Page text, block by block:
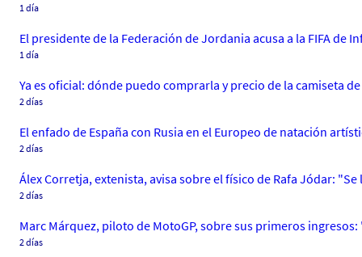
1 día
El presidente de la Federación de Jordania acusa a la FIFA de
1 día
Ya es oficial: dónde puedo comprarla y precio de la camiseta
2 días
El enfado de España con Rusia en el Europeo de natación
2 días
Álex Corretja, extenista, avisa sobre el físico de Rafa Jódar:
2 días
Marc Márquez, piloto de MotoGP, sobre sus primeros
2 días